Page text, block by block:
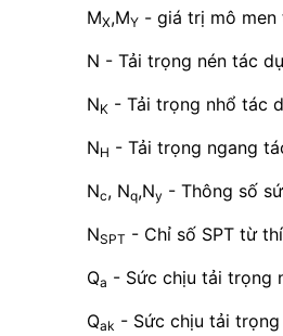
MX,MY - giá trị mô
N - Tải trọng nén tác
NK - Tải trọng nhổ tác
NH - Tải trọng ngang
Nc, Nq,Ny - Thông số
NSPT - Chỉ số SPT từ
Qa - Sức chịu tải trọng
Qak - Sức chịu tải